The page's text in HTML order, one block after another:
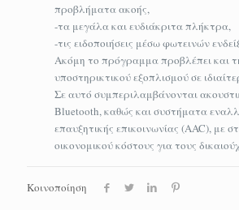
προβλήματα ακοής,
-τα μεγάλα και ευδιάκριτα πλήκτρα,
-τις ειδοποιήσεις μέσω φωτεινών
Ακόμη το πρόγραμμα προβλέπει και
υποστηρικτικού εξοπλισμού σε
Σε αυτό συμπεριλαμβάνονται
Bluetooth, καθώς και συστήματα
επαυξητικής επικοινωνίας (AAC), με
οικονομικού κόστους για τους
Κοινοποίηση